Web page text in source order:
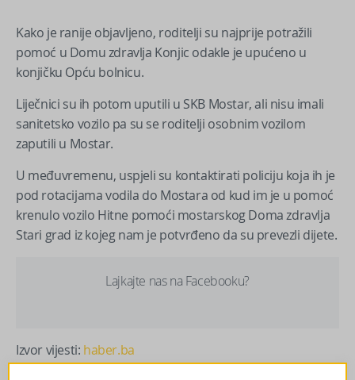
Kako je ranije objavljeno, roditelji su najprije potražili
pomoć u Domu zdravlja Konjic odakle je upućeno u
konjičku Opću bolnicu.
Liječnici su ih potom uputili u SKB Mostar, ali nisu imali
sanitetsko vozilo pa su se roditelji osobnim vozilom
zaputili u Mostar.
U međuvremenu, uspjeli su kontaktirati policiju koja ih je
pod rotacijama vodila do Mostara od kud im je u pomoć
krenulo vozilo Hitne pomoći mostarskog Doma zdravlja
Stari grad iz kojeg nam je potvrđeno da su prevezli dijete.
Lajkajte nas na Facebooku?
Izvor vijesti: haber.ba